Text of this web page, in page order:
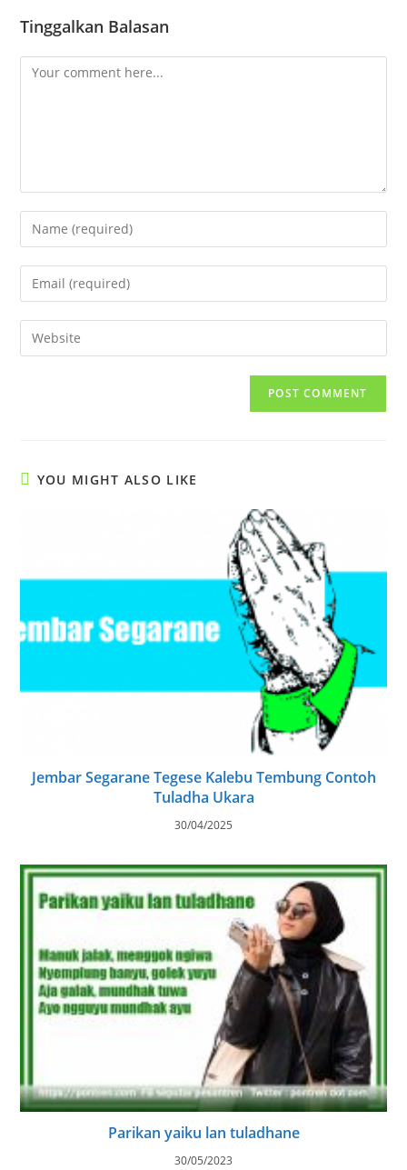
Tinggalkan Balasan
Comment
Enter
your
name
comment
Enter
your
email
address
Enter
your
YOU MIGHT ALSO LIKE
Jembar Segarane Tegese Kalebu Tembung Contoh
Tuladha Ukara
30/04/2025
Parikan yaiku lan tuladhane
30/05/2023